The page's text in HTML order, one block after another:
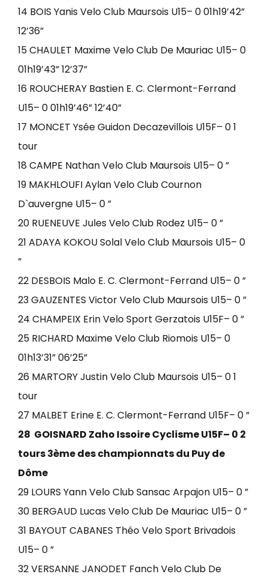
14 BOIS Yanis Velo Club Maursois U15– 0 01h19’42”
12’36”
15 CHAULET Maxime Velo Club De Mauriac U15– 0
01h19’43” 12’37”
16 ROUCHERAY Bastien E. C. Clermont-Ferrand
U15– 0 01h19’46” 12’40”
17 MONCET Ysée Guidon Decazevillois U15F– 0 1
tour
18 CAMPE Nathan Velo Club Maursois U15– 0 ”
19 MAKHLOUFI Aylan Velo Club Cournon
D`auvergne U15– 0 ”
20 RUENEUVE Jules Velo Club Rodez U15– 0 ”
21 ADAYA KOKOU Solal Velo Club Maursois U15– 0
”
22 DESBOIS Malo E. C. Clermont-Ferrand U15– 0 ”
23 GAUZENTES Victor Velo Club Maursois U15– 0 ”
24 CHAMPEIX Erin Velo Sport Gerzatois U15F– 0 ”
25 RICHARD Maxime Velo Club Riomois U15– 0
01h13’31” 06’25”
26 MARTORY Justin Velo Club Maursois U15– 0 1
tour
27 MALBET Erine E. C. Clermont-Ferrand U15F– 0 ”
28 GOISNARD Zaho Issoire Cyclisme U15F– 0 2
tours 3ème des championnats du Puy de
Dôme
29 LOURS Yann Velo Club Sansac Arpajon U15– 0 ”
30 BERGAUD Lucas Velo Club De Mauriac U15– 0 ”
31 BAYOUT CABANES Théo Velo Sport Brivadois
U15– 0 ”
32 VERSANNE JANODET Fanch Velo Club De